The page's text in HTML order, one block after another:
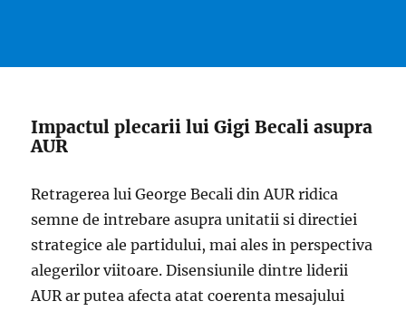
Impactul plecarii lui Gigi Becali asupra
AUR
Retragerea lui George Becali din AUR ridica
semne de intrebare asupra unitatii si directiei
strategice ale partidului, mai ales in perspectiva
alegerilor viitoare. Disensiunile dintre liderii
AUR ar putea afecta atat coerenta mesajului